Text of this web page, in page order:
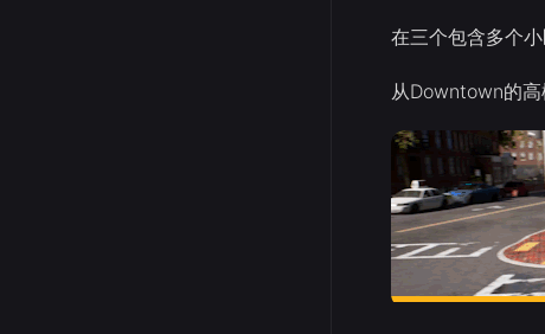
在三个包含多个小
从Downtown的高